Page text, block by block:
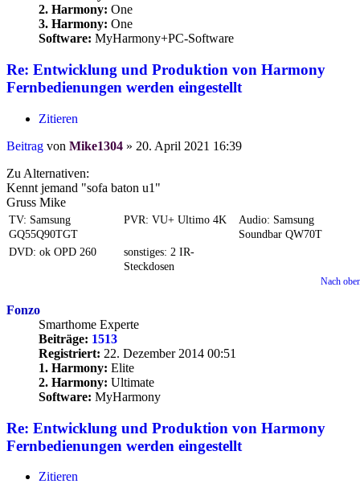
2. Harmony: One
3. Harmony: One
Software: MyHarmony+PC-Software
Re: Entwicklung und Produktion von Harmony
Fernbedienungen werden eingestellt
Zitieren
Beitrag von Mike1304 » 20. April 2021 16:39
Zu Alternativen:
Kennt jemand "sofa baton u1"
Gruss Mike
TV: Samsung
GQ55Q90TGT
PVR: VU+ Ultimo 4K
Audio: Samsung
Soundbar QW70T
DVD: ok OPD 260
sonstiges: 2 IR-
Steckdosen
Nach
Fonzo
Smarthome Experte
Beiträge: 1513
Registriert: 22. Dezember 2014 00:51
1. Harmony: Elite
2. Harmony: Ultimate
Software: MyHarmony
Re: Entwicklung und Produktion von Harmony
Fernbedienungen werden eingestellt
Zitieren